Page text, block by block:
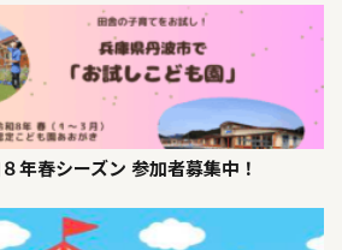
年春シーズン 参加者募集中！